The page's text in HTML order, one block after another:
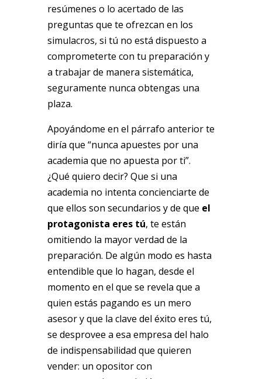
resúmenes o lo acertado de las
preguntas que te ofrezcan en los
simulacros, si tú no está dispuesto a
comprometerte con tu preparación y
a trabajar de manera sistemática,
seguramente nunca obtengas una
plaza.
Apoyándome en el párrafo anterior te
diría que “nunca apuestes por una
academia que no apuesta por ti”.
¿Qué quiero decir? Que si una
academia no intenta concienciarte de
que ellos son secundarios y de que el
protagonista eres tú, te están
omitiendo la mayor verdad de la
preparación. De algún modo es hasta
entendible que lo hagan, desde el
momento en el que se revela que a
quien estás pagando es un mero
asesor y que la clave del éxito eres tú,
se desprovee a esa empresa del halo
de indispensabilidad que quieren
vender: un opositor con